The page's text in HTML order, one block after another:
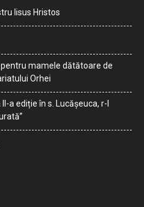
Iisus Hristos
mamele dătătoare de
Orhei
a ediție în s. Lucășeuca, r-l